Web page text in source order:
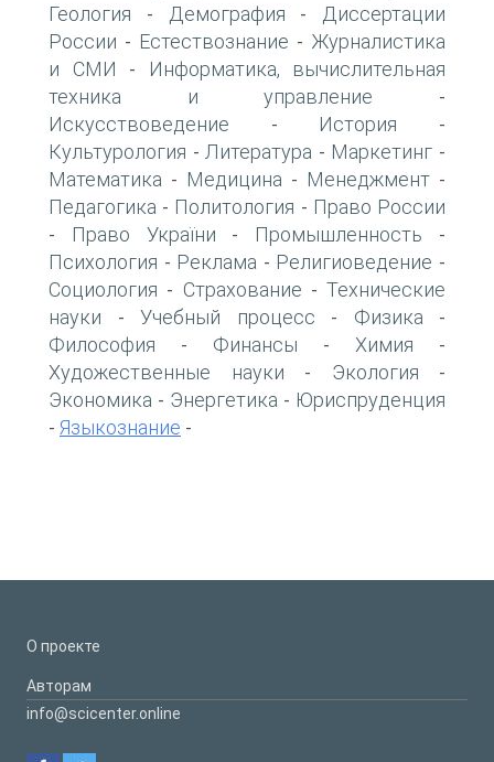
Геология - Демография -
Диссертации
России - Естествознание - Журналистика
и СМИ -
Информатика, вычислительная
техника и управление -
Искусствоведение - История -
Культурология - Литература - Маркетинг -
Математика - Медицина - Менеджмент -
Педагогика - Политология - Право России
- Право України - Промышленность -
Психология - Реклама - Религиоведение -
Социология - Страхование - Технические
науки - Учебный процесс - Физика -
Философия - Финансы - Химия -
Художественные науки - Экология -
Экономика - Энергетика - Юриспруденция
- Языкознание -
О проекте
Авторам
info@scicenter.online